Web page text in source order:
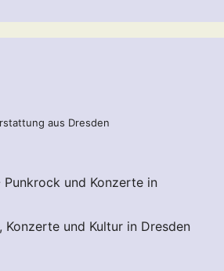
aus Dresden
Punkrock und Konzerte in
Konzerte und Kultur in Dresden